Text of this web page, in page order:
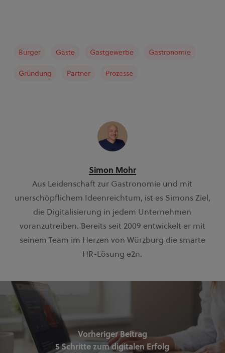
Burger Gäste Gastgewerbe Gastronomie
Gründung Partner Prozesse
Simon Mohr
Aus Leidenschaft zur Gastronomie und mit
unerschöpflichem Ideenreichtum, ist es Simons Ziel,
die Digitalisierung in jedem Unternehmen
voranzutreiben. Bereits seit 2009 entwickelt er mit
seinem Team im Herzen von Würzburg die smarte
HR-Lösung e2n.
Vorheriger Beitrag
5 Schritte zum digitalen Erfolg